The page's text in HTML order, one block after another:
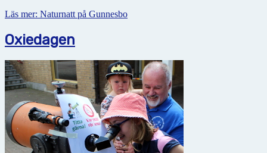
Läs mer: Naturnatt på Gunnesbo
Oxiedagen